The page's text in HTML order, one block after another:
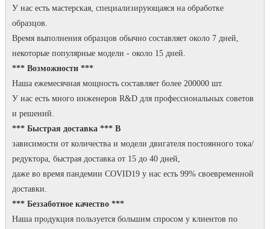
У нас есть мастерская, специализирующаяся на обработке
образцов.
Время выполнения образцов обычно составляет около 7 дней,
некоторые популярные модели - около 15 дней.
*** Возможности ***
Наша ежемесячная мощность составляет более 200000 шт.
У нас есть много инженеров R&D для профессиональных советов
и решений.
*** Быстрая доставка *** В
зависимости от количества и модели двигателя постоянного тока/
редуктора, быстрая доставка от 15 до 40 дней,
даже во время пандемии COVID19 у нас есть 99% своевременной
доставки.
*** Беззаботное качество ***
Наша продукция пользуется большим спросом у клиентов по